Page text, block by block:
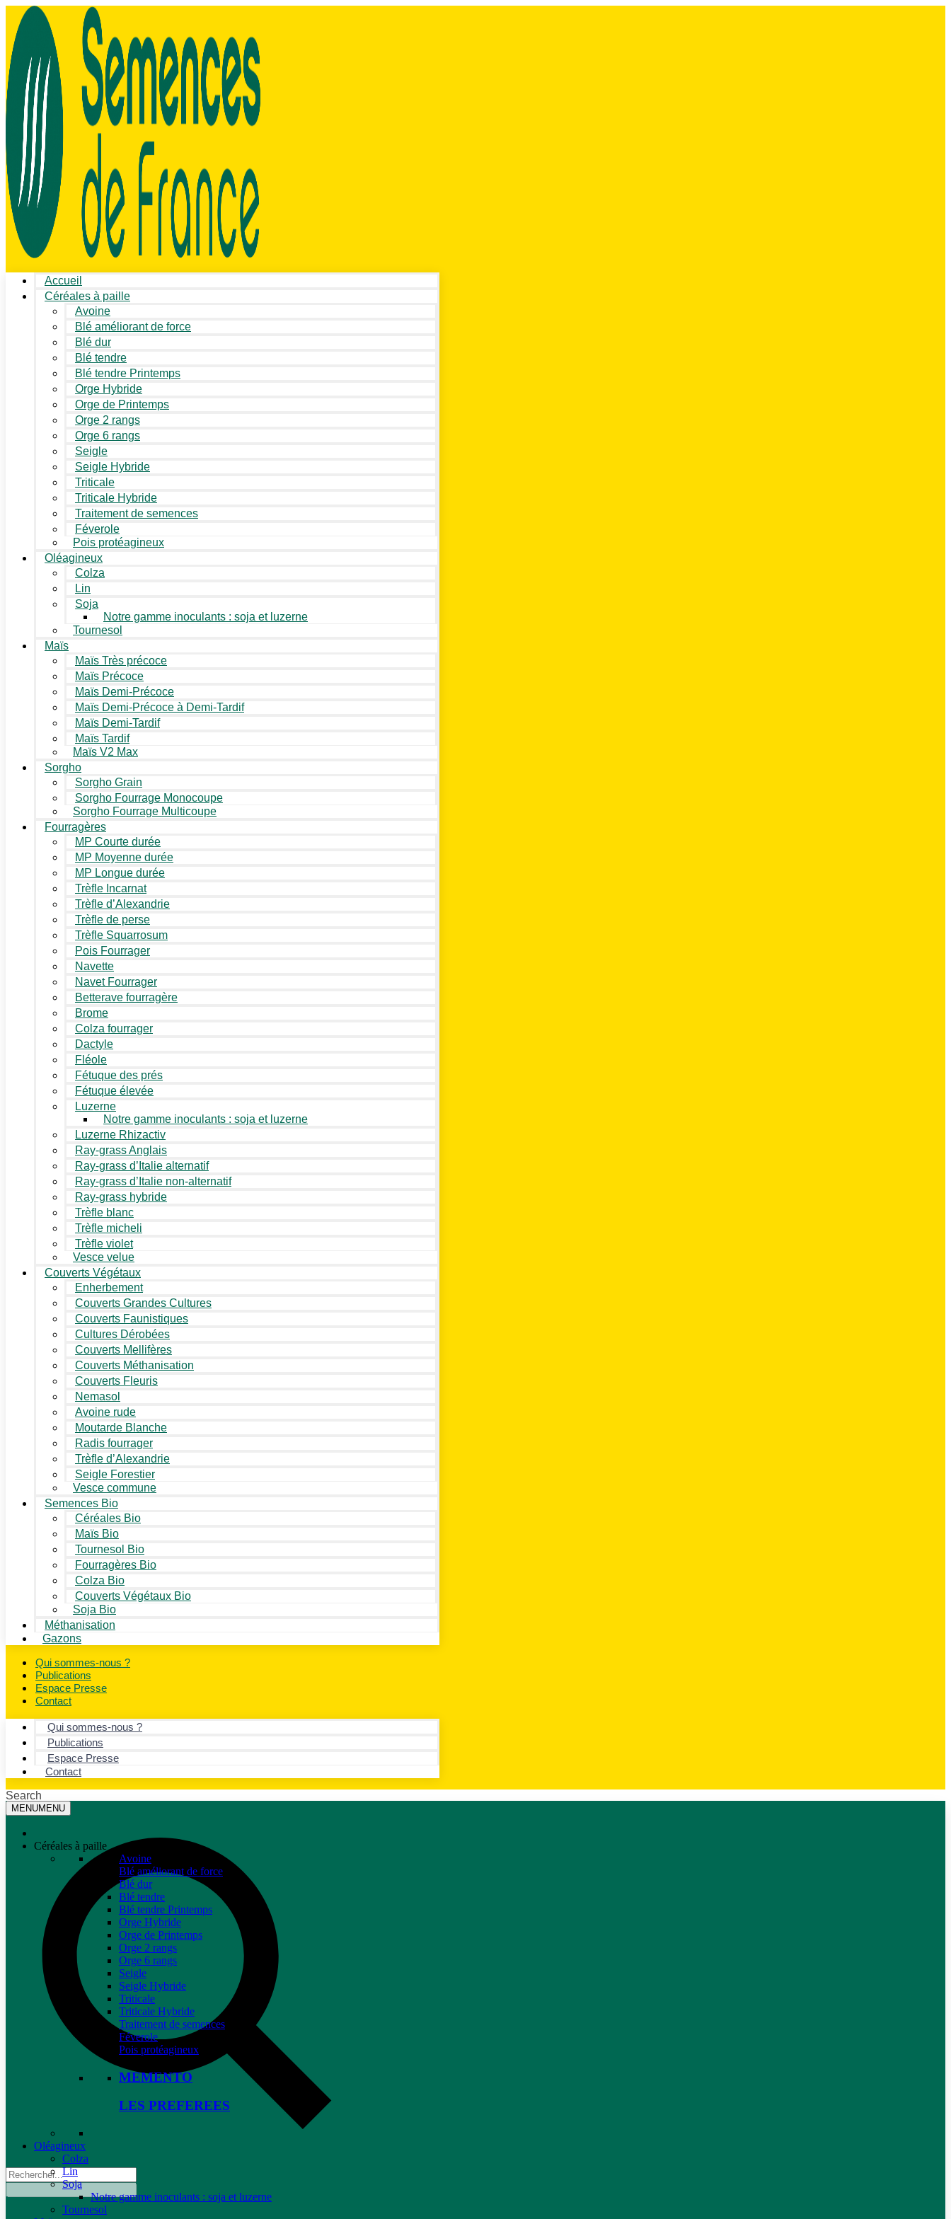
Accueil
Céréales à paille
Avoine
Blé améliorant de force
Blé dur
Blé tendre
Blé tendre Printemps
Orge Hybride
Orge de Printemps
Orge 2 rangs
Orge 6 rangs
Seigle
Seigle Hybride
Triticale
Triticale Hybride
Traitement de semences
Féverole
Pois protéagineux
Oléagineux
Colza
Lin
Soja
Notre gamme inoculants : soja et luzerne
Tournesol
Maïs
Maïs Très précoce
Maïs Précoce
Maïs Demi-Précoce
Maïs Demi-Précoce à Demi-Tardif
Maïs Demi-Tardif
Maïs Tardif
Maïs V2 Max
Sorgho
Sorgho Grain
Sorgho Fourrage Monocoupe
Sorgho Fourrage Multicoupe
Fourragères
MP Courte durée
MP Moyenne durée
MP Longue durée
Trèfle Incarnat
Trèfle d’Alexandrie
Trèfle de perse
Trèfle Squarrosum
Pois Fourrager
Navette
Navet Fourrager
Betterave fourragère
Brome
Colza fourrager
Dactyle
Fléole
Fétuque des prés
Fétuque élevée
Luzerne
Notre gamme inoculants : soja et luzerne
Luzerne Rhizactiv
Ray-grass Anglais
Ray-grass d’Italie alternatif
Ray-grass d’Italie non-alternatif
Ray-grass hybride
Trèfle blanc
Trèfle micheli
Trèfle violet
Vesce velue
Couverts Végétaux
Enherbement
Couverts Grandes Cultures
Couverts Faunistiques
Cultures Dérobées
Couverts Mellifères
Couverts Méthanisation
Couverts Fleuris
Nemasol
Avoine rude
Moutarde Blanche
Radis fourrager
Trèfle d’Alexandrie
Seigle Forestier
Vesce commune
Semences Bio
Céréales Bio
Maïs Bio
Tournesol Bio
Fourragères Bio
Colza Bio
Couverts Végétaux Bio
Soja Bio
Méthanisation
Gazons
Qui sommes-nous ?
Publications
Espace Presse
Contact
Qui sommes-nous ?
Publications
Espace Presse
Contact
Search
MENUMENU
Céréales à paille
Avoine
Blé améliorant de force
Blé dur
Blé tendre
Blé tendre Printemps
Orge Hybride
Orge de Printemps
Orge 2 rangs
Orge 6 rangs
Seigle
Seigle Hybride
Triticale
Triticale Hybride
Traitement de semences
Féverole
Pois protéagineux
MEMENTO
LES PREFEREES
Oléagineux
Colza
Lin
Soja
Notre gamme inoculants : soja et luzerne
Tournesol